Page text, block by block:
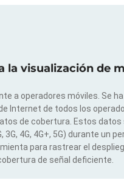
la visualización de
a operadores móviles. Se
Internet de todos los
de cobertura. Estos datos
4G, 4G+, 5G) durante un
para rastrear el
de señal deficiente.